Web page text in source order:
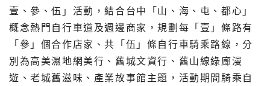
壹、參、伍」活動，結合台中「山、海、屯、都心」
概念熱門自行車道及週邊商家，規劃每「壹」條路有
「參」個合作店家、共「伍」條自行車騎乘路線，分
別為高美濕地網美行、舊城文資行、舊山線綠廊漫
遊、老城舊滋味、產業故事館主題，活動期間騎乘自